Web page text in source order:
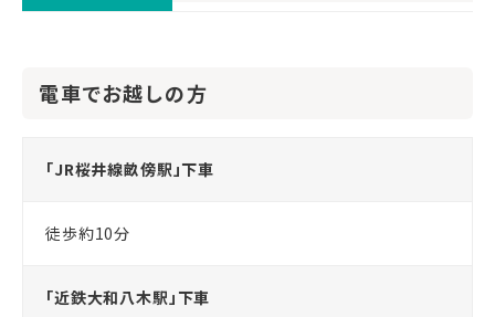
電車でお越しの方
「JR桜井線畝傍駅」下車
徒歩約10分
「近鉄大和八木駅」下車